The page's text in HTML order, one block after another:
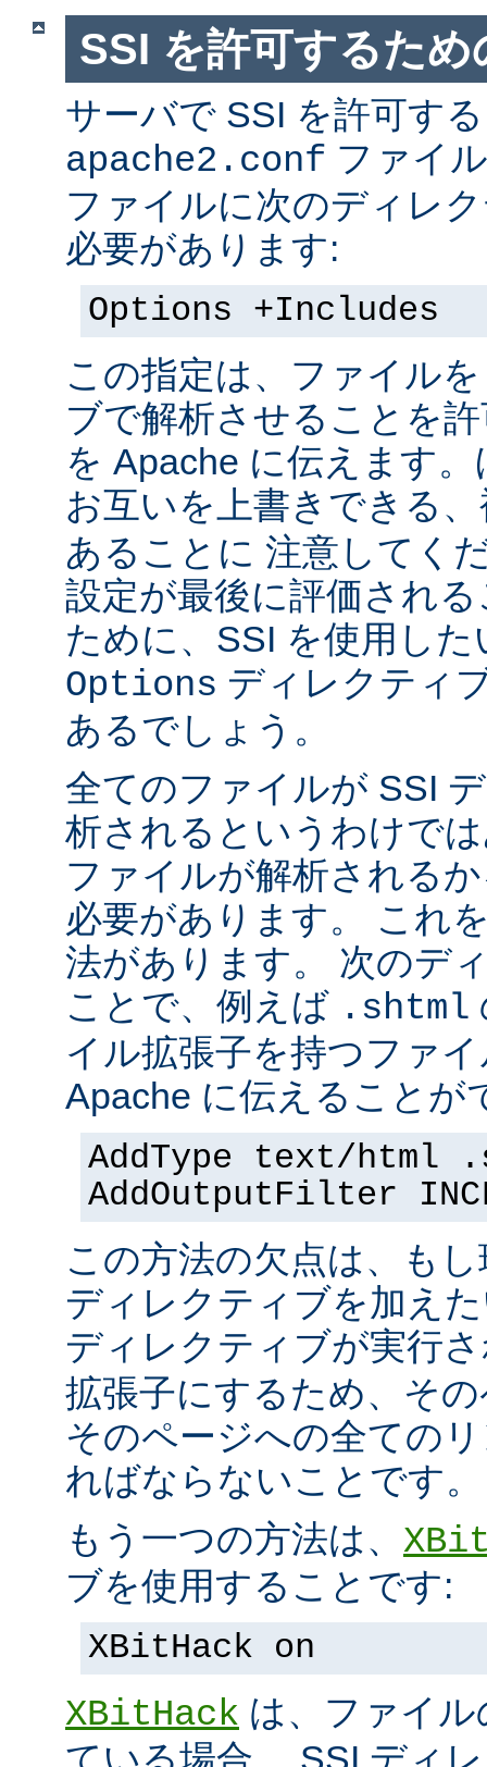
SSI を許可するた
サーバで SSI を許可す
apache2.conf ファイ
ファイルに次のディレ
必要があります:
Options +Includes
この指定は、ファイル
ブで解析させることを
を Apache に伝えます
お互いを上書きできる
あることに 注意してく
設定が最後に評価され
ために、SSI を使用し
Options ディレクティ
あるでしょう。
全てのファイルが SSI
析されるというわけで
ファイルが解析される
必要があります。 これ
法があります。 次のデ
ことで、例えば .shtml
イル拡張子を持つファ
Apache に伝えることが
AddType text/html
AddOutputFilter
この方法の欠点は、も
ディレクティブを加え
ディレクティブが実行
拡張子にするため、そ
そのページへの全ての
ればならないことです。
もう一つの方法は、
ブを使用することです:
XBitHack on
XBitHack は、ファイ